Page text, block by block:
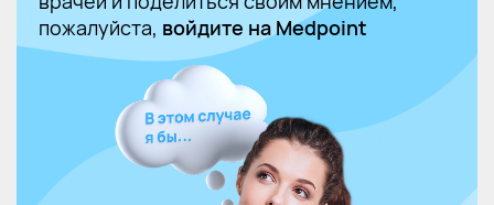
пожалуйста, войдите на Medpoint